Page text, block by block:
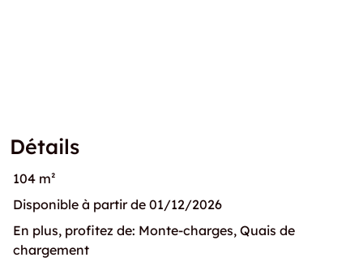
Détails
104 m²
Disponible à partir de 01/12/2026
En plus, profitez de: Monte-charges, Quais de
chargement